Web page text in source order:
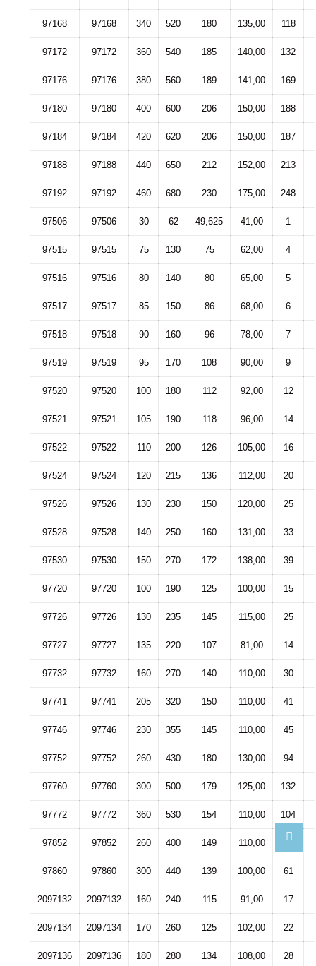
97168 97168 340 520 180 135,00 118
97172 97172 360 540 185 140,00 132
97176 97176 380 560 189 141,00 169
97180 97180 400 600 206 150,00 188
97184 97184 420 620 206 150,00 187
97188 97188 440 650 212 152,00 213
97192 97192 460 680 230 175,00 248
97506 97506 30 62 49,625 41,00 1
97515 97515 75 130 75 62,00 4
97516 97516 80 140 80 65,00 5
97517 97517 85 150 86 68,00 6
97518 97518 90 160 96 78,00 7
97519 97519 95 170 108 90,00 9
97520 97520 100 180 112 92,00 12
97521 97521 105 190 118 96,00 14
97522 97522 110 200 126 105,00 16
97524 97524 120 215 136 112,00 20
97526 97526 130 230 150 120,00 25
97528 97528 140 250 160 131,00 33
97530 97530 150 270 172 138,00 39
97720 97720 100 190 125 100,00 15
97726 97726 130 235 145 115,00 25
97727 97727 135 220 107 81,00 14
97732 97732 160 270 140 110,00 30
97741 97741 205 320 150 110,00 41
97746 97746 230 355 145 110,00 45
97752 97752 260 430 180 130,00 94
97760 97760 300 500 179 125,00 132
97772 97772 360 530 154 110,00 104
97852 97852 260 400 149 110,00 59
97860 97860 300 440 139 100,00 61
2097132 2097132 160 240 115 91,00 17
2097134 2097134 170 260 125 102,00 22
2097136 2097136 180 280 134 108,00 28